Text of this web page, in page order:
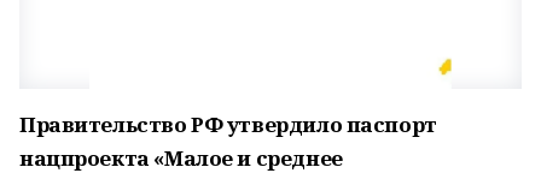
Правительство РФ утвердило паспорт
нацпроекта «Малое и среднее